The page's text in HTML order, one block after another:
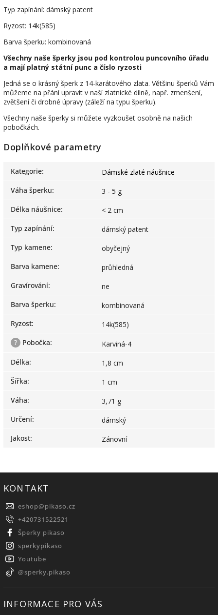
Typ zapínání: dámský patent
Ryzost: 14k(585)
Barva šperku: kombinovaná
Všechny naše šperky jsou pod kontrolou puncovního úřadu
a mají platný státní punc a číslo ryzosti
Jedná se o krásný šperk z 14-karátového zlata. Většinu šperků Vám
můžeme na přání upravit v naší zlatnické dílně, např. zmenšení,
zvětšení či drobné úpravy (záleží na typu šperku).
Všechny naše šperky si můžete vyzkoušet osobně na našich
pobočkách.
Doplňkové parametry
Kategorie:
Dámské zlaté náušnice
Váha šperku:
3 - 5 g
Délka náušnice:
< 2 cm
Typ zapínání:
dámský patent
Typ kamene:
obyčejný
Barva kamene:
průhledná
Gravírování:
ne
Barva šperku:
kombinovaná
Ryzost:
14k(585)
?
Pobočka:
Karviná-4
Délka:
1,8 cm
Šířka:
1 cm
Váha:
3,71 g
Určení:
dámský
Jakost: Zánovní
KONTAKT
eshop@pikaso.cz
+420731522521
Šperky pikaso
sperkypikaso
Youtube
@sperky.pikaso
INFORMACE PRO VÁS